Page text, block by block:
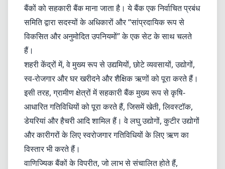
बैंकों को सहकारी बैंक माना जाता है। ये बैंक एक निर्वाचित प्रबंध
समिति द्वारा सदस्यों के अधिकारों और “सांप्रदायिक रूप से
विकसित और अनुमोदित उपनियमों” के एक सेट के साथ चलते
हैं।
शहरी केंद्रों में, वे मुख्य रूप से उद्यमियों, छोटे व्यवसायों, उद्योगों,
स्व-रोजगार और घर खरीदने और शैक्षिक ऋणों को पूरा करते हैं।
इसी तरह, ग्रामीण क्षेत्रों में सहकारी बैंक मुख्य रूप से कृषि-
आधारित गतिविधियों को पूरा करते हैं, जिसमें खेती, लिवस्टॉक,
डेयरियां और हैचरी आदि शामिल हैं। वे लघु उद्योगों, कुटीर उद्योगों
और कारीगरों के लिए स्वरोजगार गतिविधियों के लिए ऋण का
विस्तार भी करते हैं।
वाणिज्यिक बैंकों के विपरीत, जो लाभ से संचालित होते हैं,